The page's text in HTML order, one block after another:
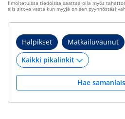
Ilmoitetuissa tiedoissa saattaa olla myös
siis sitova vasta kun myyjä on sen pyynnöstäsi
Halpikset Matkailuvaunut
Hae